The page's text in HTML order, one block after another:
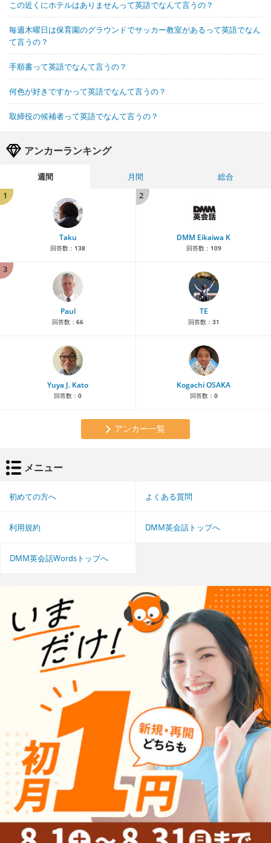
この近くにホテルはありませんって英語でなんて言うの？
毎週木曜日は保育園のグラウンドでサッカー教室があるって英語でなん
て言うの？
手順書って英語でなんて言うの？
何色が好きですかって英語でなんて言うの？
取締役の候補者って英語でなんて言うの？
アンカーランキング
週間 月間
総合
1
Taku
回答数： 138
2
DMM Eikaiwa K
回答数： 109
3
Paul
回答数： 66
TE
回答数： 31
Yuya J. Kato
回答数： 0
Kogachi OSAKA
回答数： 0
アンカー一覧
メニュー
初めての方へ よくある質問
利用規約 DMM英会話トップへ
DMM英会話Wordsトップへ